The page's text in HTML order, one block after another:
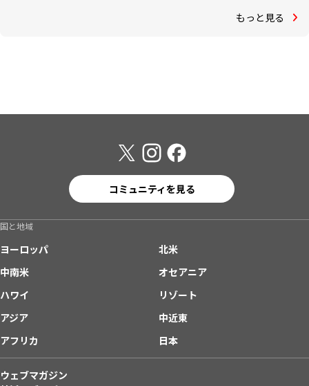
もっと見る
コミュニティを見る
国と地域
ヨーロッパ
北米
中南米
オセアニア
ハワイ
リゾート
アジア
中近東
アフリカ
日本
ウェブマガジン